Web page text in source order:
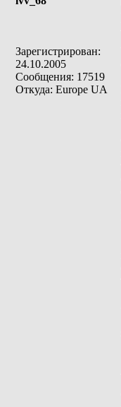
Зарегистрирован:
24.10.2005
Сообщения: 17519
Откуда: Europe UA